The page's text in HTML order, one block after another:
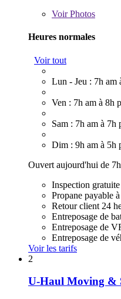
VoirPhotos
Heures normales
Voir tout
Lun - Jeu : 7h am
Ven : 7h am à 8h
Sam : 7h am à 7h
Dim : 9h am à 5h
Ouvert aujourd'hui de
Inspection
Propane payable
Retour client 24
Entreposage de
Entreposage de
Entreposage de
Voir les tarifs
2
U-Haul Moving &